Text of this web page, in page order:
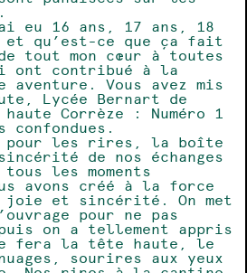
eu 16 ans, 17 ans, 18
qu’est-ce que ça fait
tout mon cœur à toutes
ont contribué à la
Vous avez mis
Lycée Bernart de
Corrèze : Numéro 1
confondues.
pour les rires, la boîte
de nos échanges
les moments
avons créé à la force
joie et sincérité. On met
pour ne pas
on a tellement appris
fera la tête haute, le
sourires aux yeux